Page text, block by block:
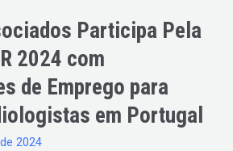
Participa Pela
2024 com
de Emprego para
em Portugal
2024